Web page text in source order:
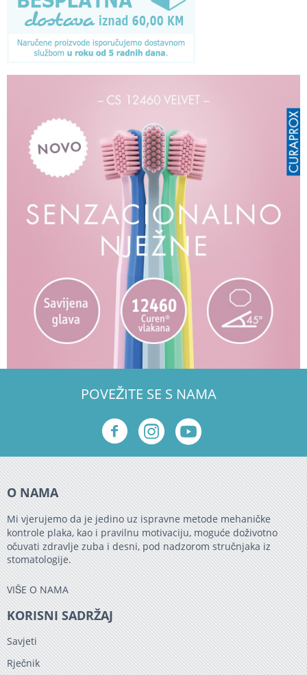
POVEŽITE SE S NAMA
O NAMA
Mi vjerujemo da je jedino uz ispravne metode mehaničke
kontrole plaka, kao i pravilnu motivaciju, moguće doživotno
očuvati zdravlje zuba i desni, pod nadzorom stručnjaka iz
stomatologije.
VIŠE O NAMA
KORISNI SADRŽAJ
Savjeti
Rječnik